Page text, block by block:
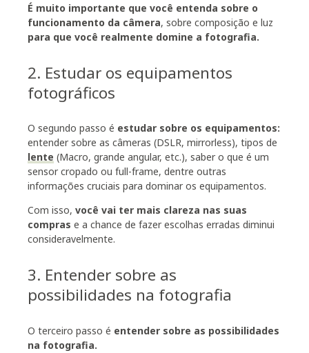
É muito importante que você entenda sobre o
funcionamento da câmera, sobre composição e luz
para que você realmente domine a fotografia.
2. Estudar os equipamentos
fotográficos
O segundo passo é estudar sobre os equipamentos:
entender sobre as câmeras (DSLR, mirrorless), tipos de
lente (Macro, grande angular, etc.), saber o que é um
sensor cropado ou full-frame, dentre outras
informações cruciais para dominar os equipamentos.
Com isso, você vai ter mais clareza nas suas
compras e a chance de fazer escolhas erradas diminui
consideravelmente.
3. Entender sobre as
possibilidades na fotografia
O terceiro passo é entender sobre as possibilidades
na fotografia.